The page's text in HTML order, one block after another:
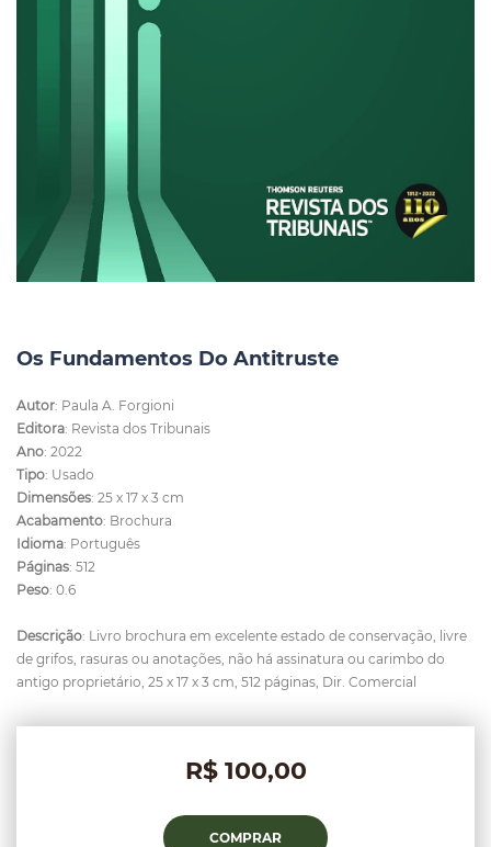
Os Fundamentos Do Antitruste
Autor: Paula A. Forgioni
Editora: Revista dos Tribunais
Ano: 2022
Tipo: Usado
Dimensões: 25 x 17 x 3 cm
Acabamento: Brochura
Idioma: Português
Páginas: 512
Peso: 0.6
Descrição: Livro brochura em excelente estado de conservação, livre
de grifos, rasuras ou anotações, não há assinatura ou carimbo do
antigo proprietário, 25 x 17 x 3 cm, 512 páginas, Dir. Comercial
R$ 100,00
COMPRAR